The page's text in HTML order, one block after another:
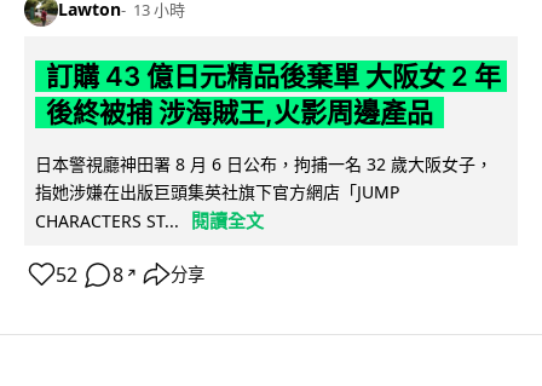
Lawton 13 小時
訂購 43 億日元精品後棄單 大阪女 2 年
後終被捕 涉海賊王,火影周邊產品
日本警視廳神田署 8 月 6 日公布，拘捕一名 32 歲大阪女子，
指她涉嫌在出版巨頭集英社旗下官方網店「JUMP
CHARACTERS ST...
閱讀全文
52 8 ↗ 分享